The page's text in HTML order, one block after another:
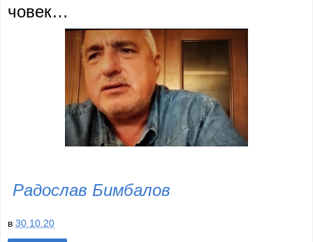
човек…
Радослав Бимбалов
в 30.10.20